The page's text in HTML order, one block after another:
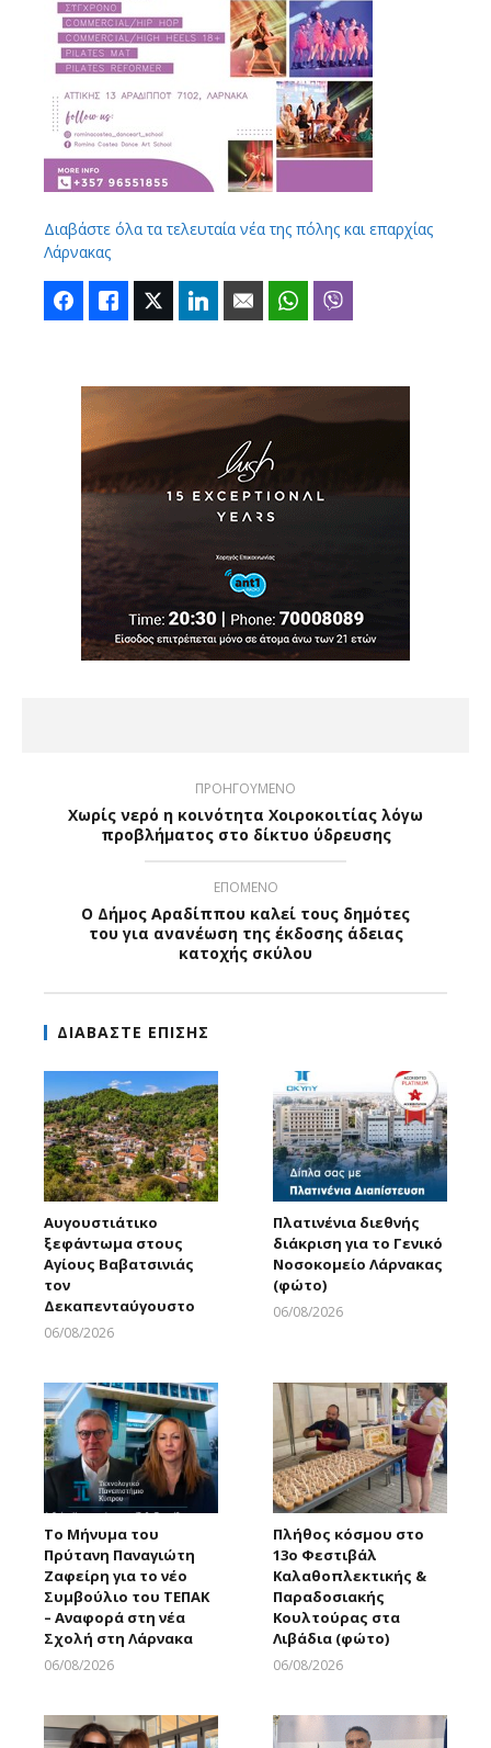
Διαβάστε όλα τα τελευταία νέα της πόλης και επαρχίας
Λάρνακας
FacebookLike Twitter LinkedIn Email WhatsApp
ΠΡΟΗΓΟΥΜΕΝΟ
Χωρίς νερό η κοινότητα Χοιροκοιτίας λόγω
προβλήματος στο δίκτυο ύδρευσης
ΕΠΟΜΕΝΟ
Ο Δήμος Αραδίππου καλεί τους δημότες
του για ανανέωση της έκδοσης άδειας
κατοχής σκύλου
ΔΙΑΒΑΣΤΕ ΕΠΙΣΗΣ
Αυγουστιάτικο
ξεφάντωμα στους
Αγίους Βαβατσινιάς
τον
Δεκαπενταύγουστο
06/08/2026
Πλατινένια διεθνής
διάκριση για το Γενικό
Νοσοκομείο Λάρνακας
(φώτο)
06/08/2026
Το Μήνυμα του
Πρύτανη Παναγιώτη
Ζαφείρη για το νέο
Συμβούλιο του ΤΕΠΑΚ
– Αναφορά στη νέα
Σχολή στη Λάρνακα
06/08/2026
Πλήθος κόσμου στο
13ο Φεστιβάλ
Καλαθοπλεκτικής &
Παραδοσιακής
Κουλτούρας στα
Λιβάδια (φώτο)
06/08/2026